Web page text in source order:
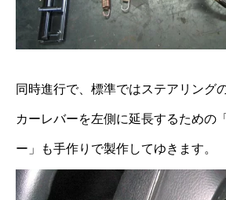
同時進行で、標準ではステアリング
カーレバーを左側に延長するための
ー」も手作りで製作してゆきます。